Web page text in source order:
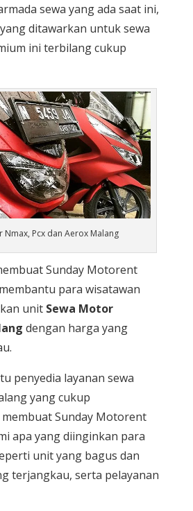
sewa yang ada saat ini,
ditawarkan untuk sewa
ini terbilang cukup
Nmax, Pcx dan Aerox Malang
Sunday Motorent
para wisatawan
unit Sewa Motor
dengan harga yang
penyedia layanan sewa
yang cukup
Sunday Motorent
apa yang diinginkan para
unit yang bagus dan
terjangkau, serta pelayanan